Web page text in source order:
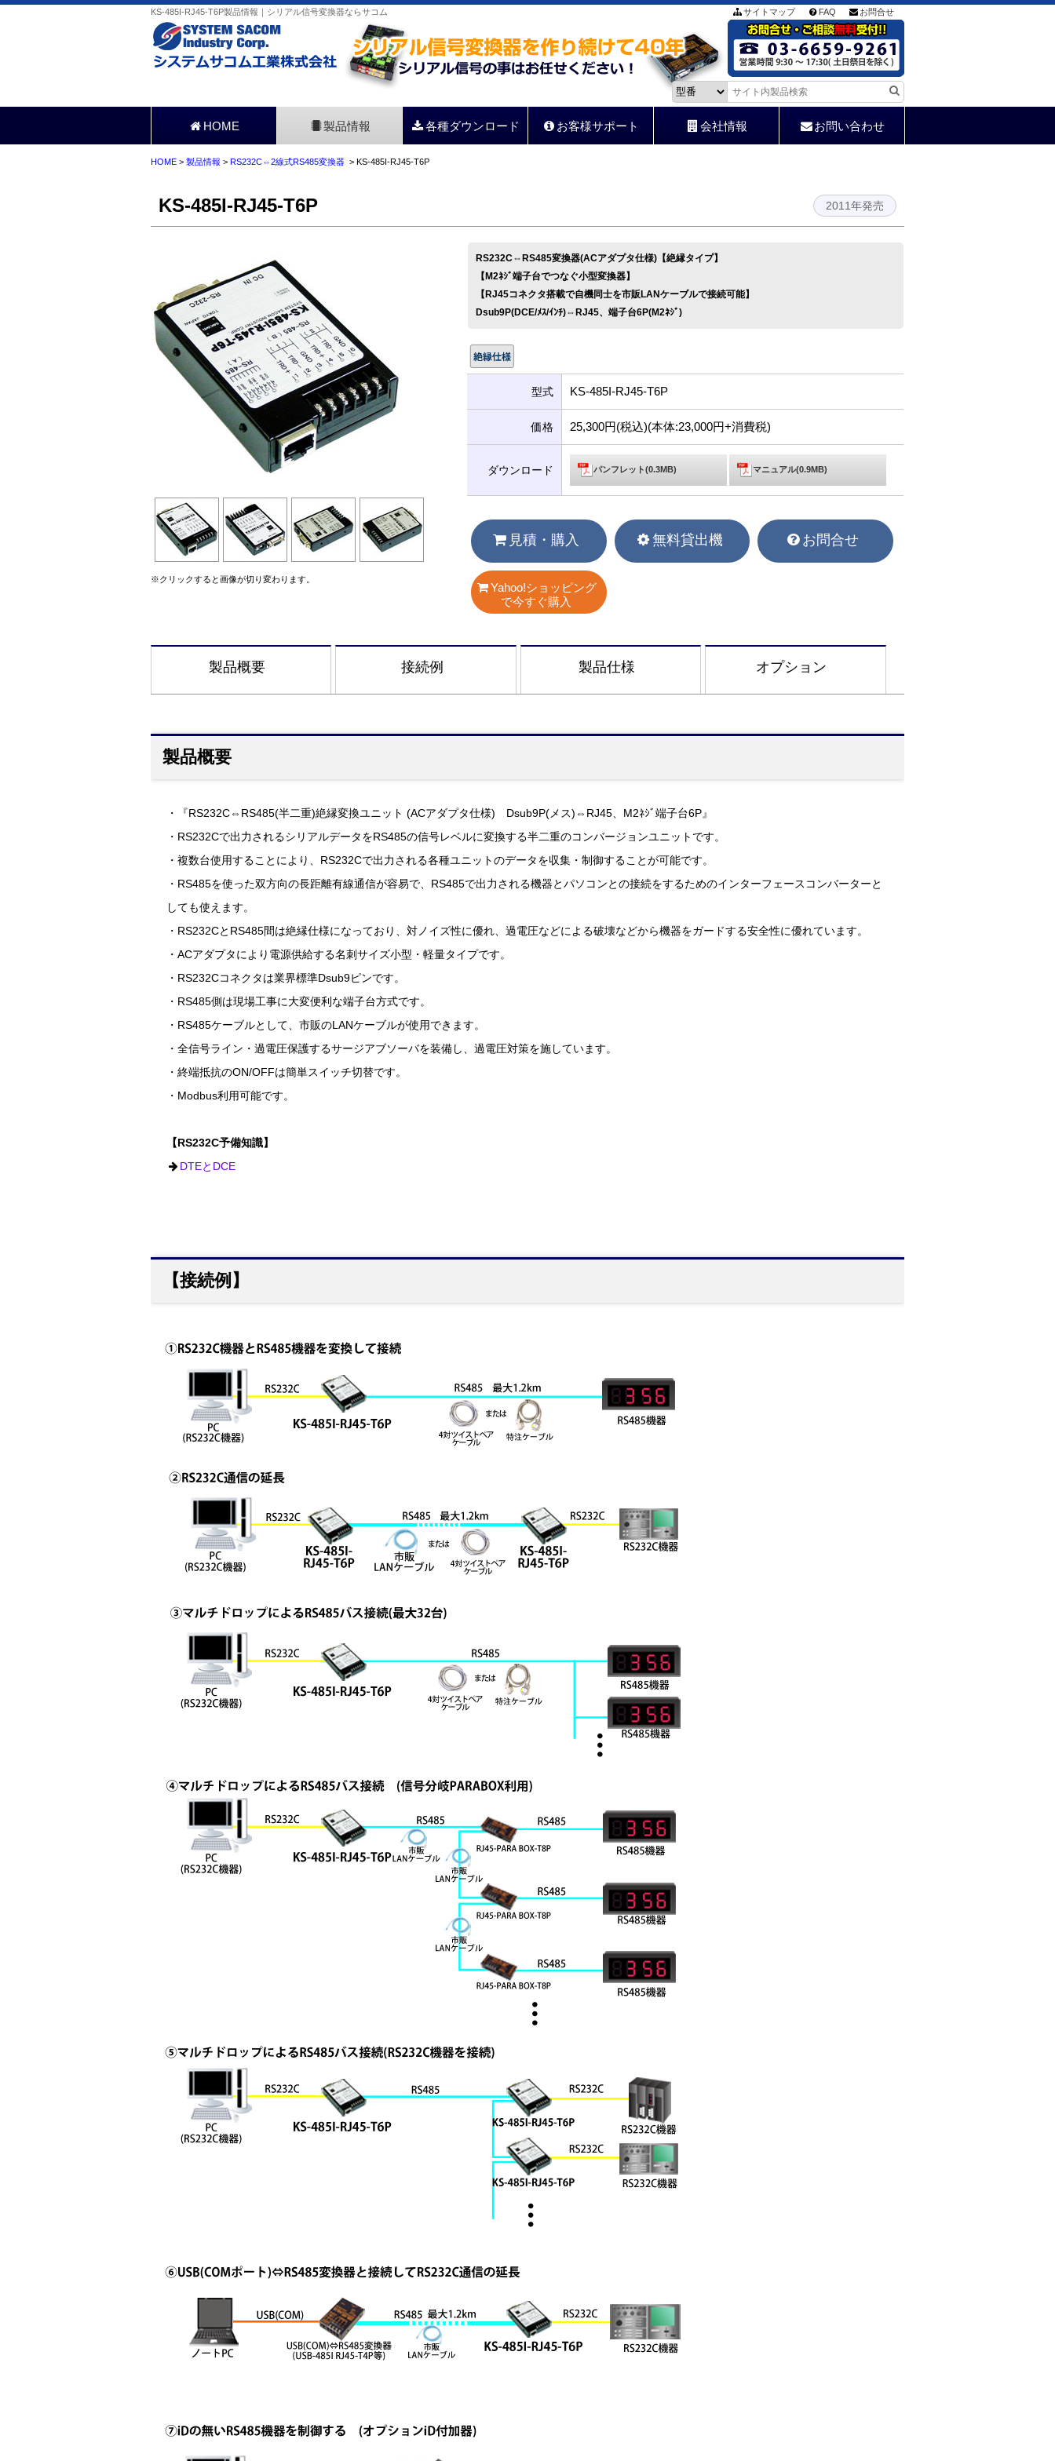
KS-485I-RJ45-T6P製品情報｜シリアル信号変換器ならサコム サイトマップ FAQ お問合せ
HOME 製品情報 各種ダウンロード お客様サポート 会社情報 お問い合わせ
HOME > 製品情報 > RS232C⇔2線式RS485変換器 > KS-485I-RJ45-T6P
KS-485I-RJ45-T6P 2011年発売
※クリックすると画像が切り変わります。
RS232C⇔RS485変換器(ACアダプタ仕様)【絶縁タイプ】
【M2ﾈｼﾞ端子台でつなぐ小型変換器】
【RJ45コネクタ搭載で自機同士を市販LANケーブルで接続可能】
Dsub9P(DCE/ﾒｽ/ｲﾝﾁ)⇔RJ45、端子台6P(M2ﾈｼﾞ)
型式 KS-485I-RJ45-T6P
価格 25,300円(税込)(本体:23,000円+消費税)
ダウンロード パンフレット(0.3MB) マニュアル(0.9MB)
見積・購入 無料貸出機 お問合せ
Yahoo!ショッピング
で今すぐ購入
製品概要 接続例 製品仕様 オプション
製品概要
・『RS232C⇔RS485(半二重)絶縁変換ユニット (ACアダプタ仕様) Dsub9P(メス)⇔RJ45、M2ﾈｼﾞ端子台6P』
・RS232Cで出力されるシリアルデータをRS485の信号レベルに変換する半二重のコンバージョンユニットです。
・複数台使用することにより、RS232Cで出力される各種ユニットのデータを収集・制御することが可能です。
・RS485を使った双方向の長距離有線通信が容易で、RS485で出力される機器とパソコンとの接続をするためのインターフェースコンバーターと
しても使えます。
・RS232CとRS485間は絶縁仕様になっており、対ノイズ性に優れ、過電圧などによる破壊などから機器をガードする安全性に優れています。
・ACアダプタにより電源供給する名刺サイズ小型・軽量タイプです。
・RS232Cコネクタは業界標準Dsub9ピンです。
・RS485側は現場工事に大変便利な端子台方式です。
・RS485ケーブルとして、市販のLANケーブルが使用できます。
・全信号ライン・過電圧保護するサージアブソーバを装備し、過電圧対策を施しています。
・終端抵抗のON/OFFは簡単スイッチ切替です。
・Modbus利用可能です。
【RS232C予備知識】
DTEとDCE
【接続例】